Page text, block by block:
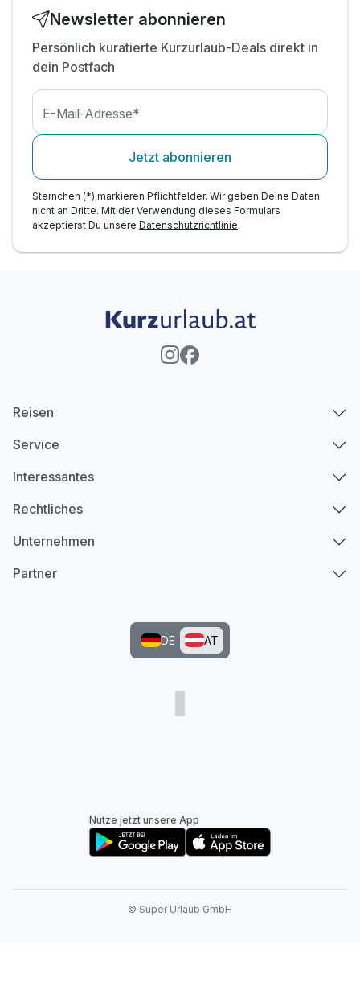
inkl. leichter Mittags-Snack + Salat, nur Sommer
inkl. Blechkuchen & Eis, Kaffee Tee, nur Sommer
inkl. Obst & Säfte während Kinderbetreuung
inkl. Mineral & Saftbar während Essenszeiten
Kinderpreise inkl. Halbpension
Newsletter abonnieren
Persönlich kuratierte Kurzurlaub-Deals direkt in
dein Postfach
E-Mail-Adresse*
Jetzt abonnieren
Sternchen (*) markieren Pflichtfelder. Wir geben Deine Daten
nicht an Dritte. Mit der Verwendung dieses Formulars
akzeptierst Du unsere Datenschutzrichtlinie.
Reisen
Service
Interessantes
Rechtliches
Unternehmen
Partner
DE AT
Nutze jetzt unsere App
© Super Urlaub GmbH